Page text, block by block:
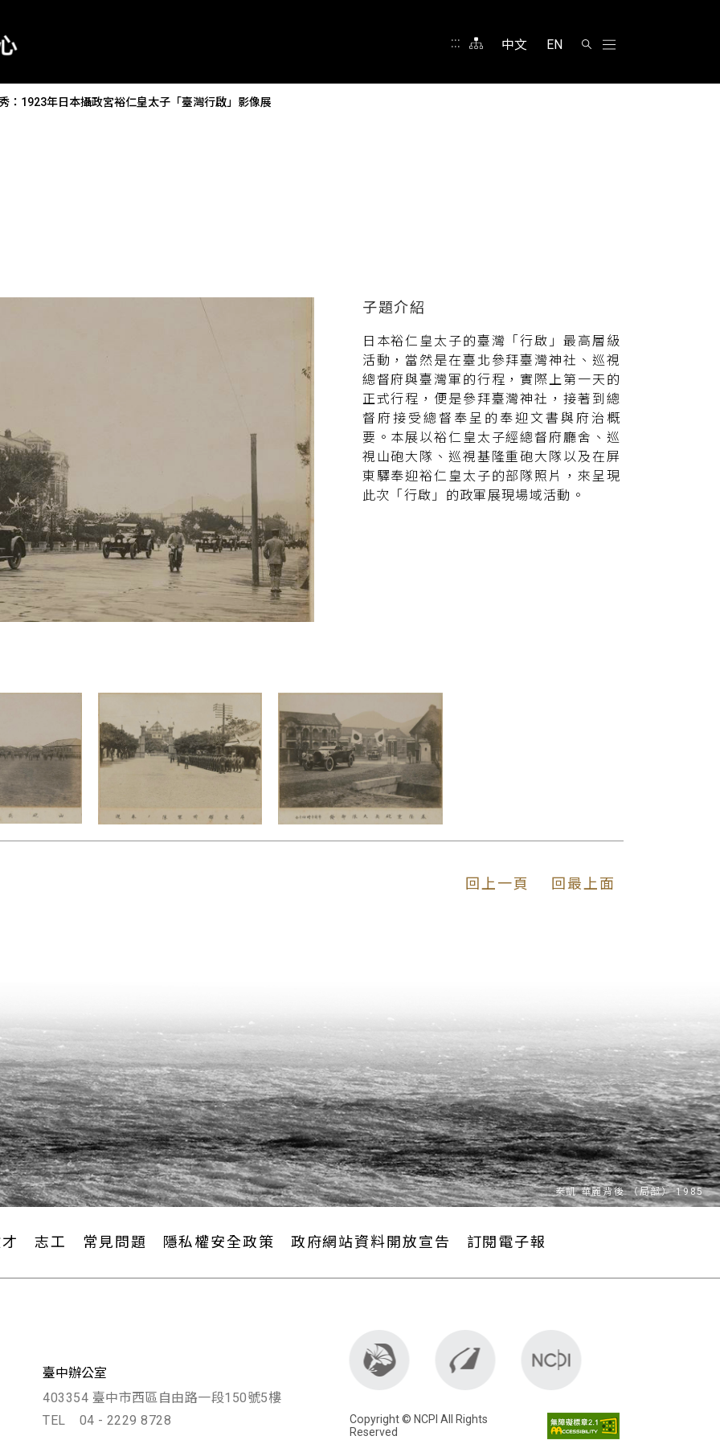
::: 中文 EN
：1923年日本攝政宮裕仁皇太子「臺灣行啟」影像展
日本裕仁皇太子的臺灣「行啟」最高層級
活動，當然是在臺北參拜臺灣神社、巡視
總督府與臺灣軍的行程，實際上第一天的
正式行程，便是參拜臺灣神社，接著到總
督府接受總督奉呈的奉迎文書與府治概
要。本展以裕仁皇太子經總督府廳舍、巡
視山砲大隊、巡視基隆重砲大隊以及在屏
東驛奉迎裕仁皇太子的部隊照片，來呈現
此次「行啟」的政軍展現場域活動。
回上一頁 回最上面
志工 常見問題 隱私權安全政策 政府網站資料開放宣告 訂閱電子報
臺中辦公室
403354 臺中市西區自由路一段150號5樓
TEL
04 - 2229 8728
Copyright © NCPI All Rights
Reserved